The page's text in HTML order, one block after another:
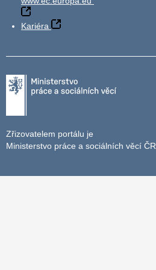
Kariéra
Zřizovatelem portálu je
Ministerstvo práce a sociálních věcí ČR